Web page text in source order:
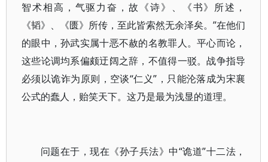
智术相高，气驱力奋，故《诗》、《书》所述，
《韬》、《匮》所传，至此皆索然无余泽矣。”在他们
的眼中，孙武实属十恶不赦的名教罪人。平心而论，
这些论调均系偏颇迂阔之辞，不值得一驳。战争指导
必须以诡诈为原则，空谈“仁义”，只能沦落成为宋襄
公式的蠢人，贻笑天下。这乃是最为浅显的道理。
问题在于，现在《孙子兵法》中“诡道”十二法，